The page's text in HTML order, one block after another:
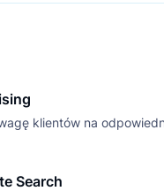
klientów na
Search